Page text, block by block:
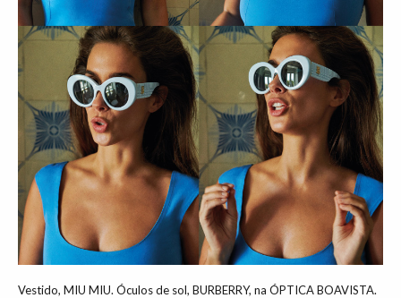
Vestido, MIU MIU. Óculos de sol, BURBERRY, na ÓPTICA BOAVISTA.